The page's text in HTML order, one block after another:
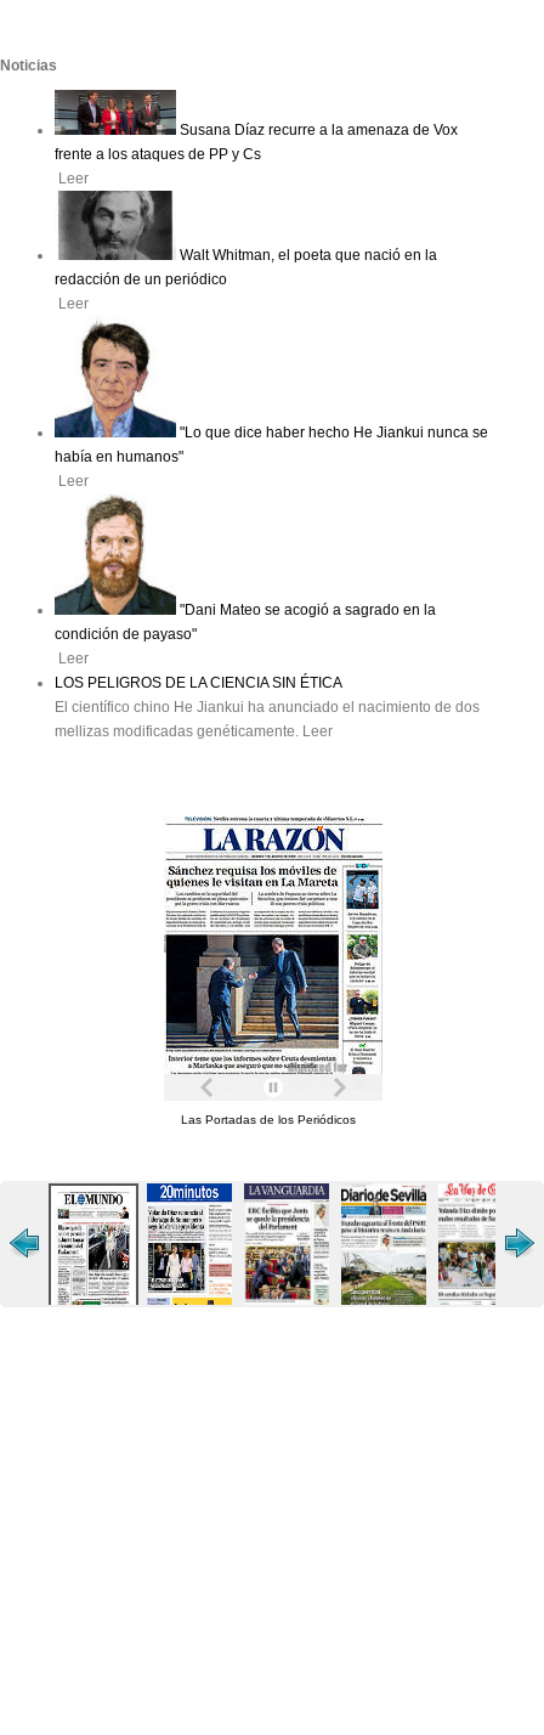
Noticias
Susana Díaz recurre a la amenaza de Vox
frente a los ataques de PP y Cs
Leer
Walt Whitman, el poeta que nació en la
redacción de un periódico
Leer
"Lo que dice haber hecho He Jiankui nunca se
había en humanos"
Leer
"Dani Mateo se acogió a sagrado en la
condición de payaso"
Leer
LOS PELIGROS DE LA CIENCIA SIN ÉTICA
El científico chino He Jiankui ha anunciado el nacimiento de dos
mellizas modificadas genéticamente. Leer
Las Portadas de los Periódicos